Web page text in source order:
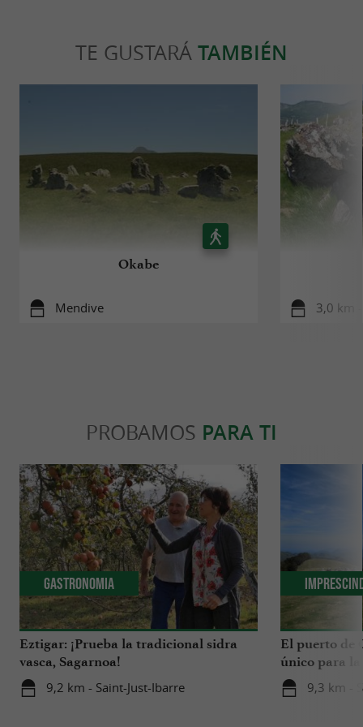
TE GUSTARÁ TAMBIÉN
Okabe
Mendive 3,0 km
PROBAMOS PARA TI
Eztigar: ¡Prueba la tradicional sidra
vasca, Sagarnoa!
9,2 km - Saint-Just-Ibarre
Gastronomia
El puerto de
único para la
País Vasco
9,3 km -